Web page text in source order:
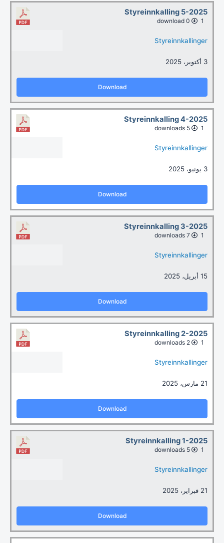
Styreinnkalling 5-2025
1
Styreinnkallinger
3 أكتوبر، 2025
Download
Styreinnkalling 4-2025
1
5 downloads
Styreinnkallinger
3 يونيو، 2025
Download
Styreinnkalling 3-2025
1
Styreinnkallinger
15 أبريل، 2025
Download
Styreinnkalling 2-2025
1
2 downloads
Styreinnkallinger
21 مارس، 2025
Download
Styreinnkalling 1-2025
1
5 downloads
Styreinnkallinger
21 فبراير، 2025
Download